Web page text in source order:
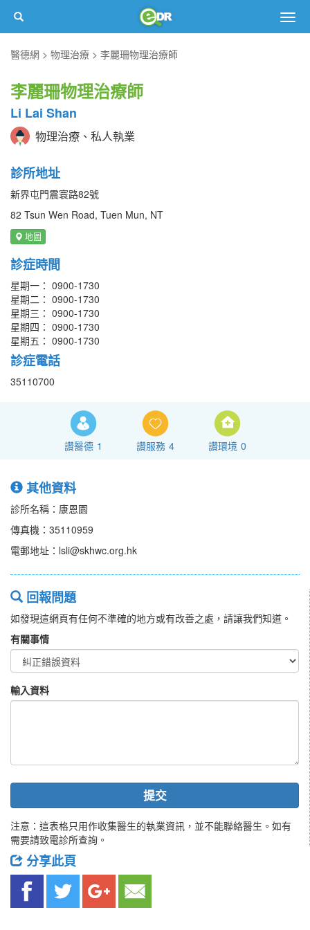
醫德網
物理治療 李麗珊物理治療師
李麗珊物理治療師
Li Lai Shan
物理治療、私人執業
診所地址
新界屯門震寰路82號
82 Tsun Wen Road, Tuen Mun, NT
地圖
診症時間
星期一： 0900-1730
星期二： 0900-1730
星期三： 0900-1730
星期四： 0900-1730
星期五： 0900-1730
診症電話
35110700
讚醫德 1 讚服務 4 讚環境 0
其他資料
診所名稱：康恩園
傳真機：35110959
電郵地址：lsli@skhwc.org.hk
回報問題
如發現這網頁有任何不準確的地方或有改善之處，請讓我們知道。
有關事情
輸入資料
提交
注意：這表格只用作收集醫生的執業資訊，並不能聯絡醫生。如有
需要請致電診所查詢。
分享此頁